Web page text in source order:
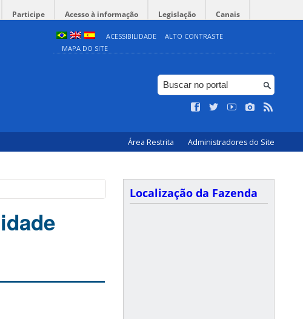
Participe Acesso à informação Legislação Canais
ACESSIBILIDADE
ALTO CONTRASTE
MAPA DO SITE
Área Restrita Administradores do Site
Localização da Fazenda